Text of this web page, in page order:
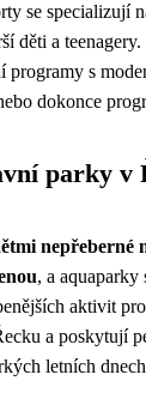
se specializují
děti a
programy s
dokonce
parky v
nepřeberné
, a
aktivit
a poskytují
letních